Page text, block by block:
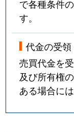
で各種条件
す。
代金の受
売買代金を
及び所有権
ある場合に